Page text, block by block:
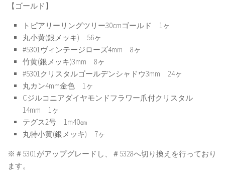
【ゴールド】
トピアリーリングツリー30cmゴールド 1ヶ
丸小黄(銀メッキ) 56ヶ
#5301ヴィンテージローズ4mm 8ヶ
竹黄(銀メッキ)3mm 8ヶ
#5301クリスタルゴールデンシャドウ3mm 24ヶ
丸カン4mm金色 1ヶ
Cジルコニアダイヤモンドフラワー爪付クリスタル
14mm 1ヶ
テグス2号 1m40㎝
丸特小黄(銀メッキ) 7ヶ
※＃5301がアップグレードし、＃5328へ切り換えを行っており
ます。